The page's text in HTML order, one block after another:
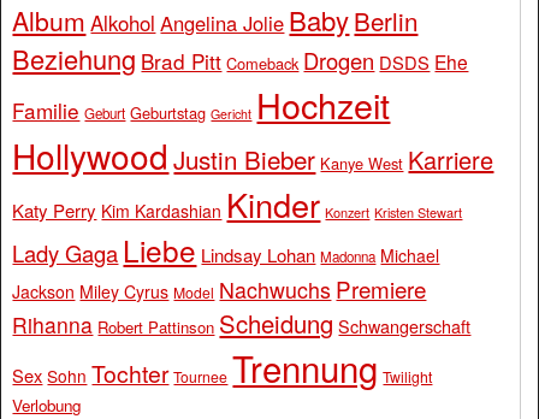
Album Alkohol Angelina Jolie BabyBerlin
Beziehung Brad Pitt Comeback Drogen DSDS Ehe
Familie Geburt Geburtstag Gericht Hochzeit
Hollywood Justin Bieber Kanye West Karriere
Katy Perry Kim Kardashian Kinder Konzert Kristen Stewart
Lady Gaga Liebe Lindsay Lohan Madonna Michael
Jackson Miley Cyrus Model Nachwuchs Premiere
Rihanna Robert Pattinson Scheidung Schwangerschaft
Sex Sohn Tochter Tournee Trennung Twilight
Verlobung